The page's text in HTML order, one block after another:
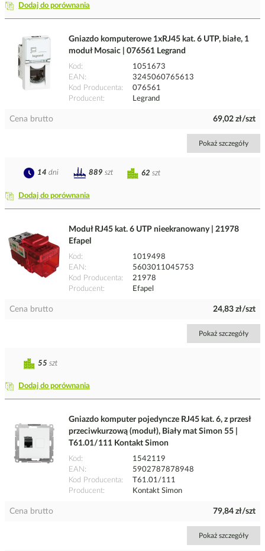
Dodaj do porównania
Gniazdo komputerowe 1xRJ45 kat. 6 UTP, białe, 1
moduł Mosaic | 076561 Legrand
Kod
1051673
EAN
3245060765613
Kod Producenta
076561
Producent
Legrand
Cena brutto 69,02 zł/szt
Pokaż szczegóły
Dodaj do porównania
62 szt
14 dni 889 szt
Moduł RJ45 kat. 6 UTP nieekranowany | 21978
Efapel
Kod
1019498
EAN
5603011045753
Kod Producenta
21978
Producent
Efapel
Cena brutto 24,83 zł/szt
Pokaż szczegóły
Dodaj do porównania
55 szt
Gniazdo komputer pojedyncze RJ45 kat. 6, z przesł
przeciwkurzową (moduł), Biały mat Simon 55 |
T61.01/111 Kontakt Simon
Kod
1542119
EAN
5902787878948
Kod Producenta
T61.01/111
Producent
Kontakt Simon
Cena brutto 79,84 zł/szt
Pokaż szczegóły